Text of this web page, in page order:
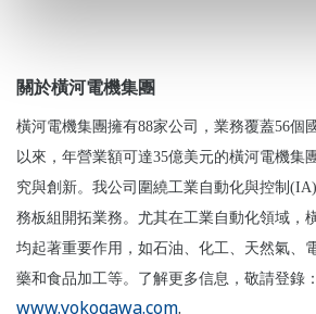
關於橫河電機集團
橫河電機集團擁有88家公司，業務覆蓋56個
以來，年營業額可達35億美元的橫河電機集
究與創新。我公司圍繞工業自動化與控制
務板組開拓業務。尤其在工業自動化領域，
均起著重要作用，如石油、化工、天然氣、
藥和食品加工等。了解更多信息，敬請登錄：
www.yokogawa.com.